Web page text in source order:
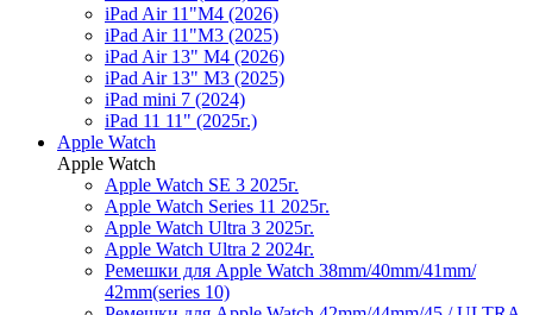
iPad Air 11"M4 (2026)
iPad Air 11"M3 (2025)
iPad Air 13" M4 (2026)
iPad Air 13" M3 (2025)
iPad mini 7 (2024)
iPad 11 11" (2025г.)
Apple Watch
Apple Watch
Apple Watch SE 3 2025г.
Apple Watch Series 11 2025г.
Apple Watch Ultra 3 2025г.
Apple Watch Ultra 2 2024г.
Ремешки для Apple Watch 38mm/40mm/41mm/
42mm(series 10)